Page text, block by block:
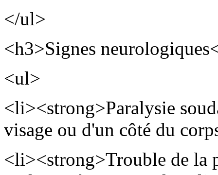
</ul>
<h3>Signes
<ul>
<li><strong>Paralysie
visage ou d'un côté du
<li><strong>Trouble de la